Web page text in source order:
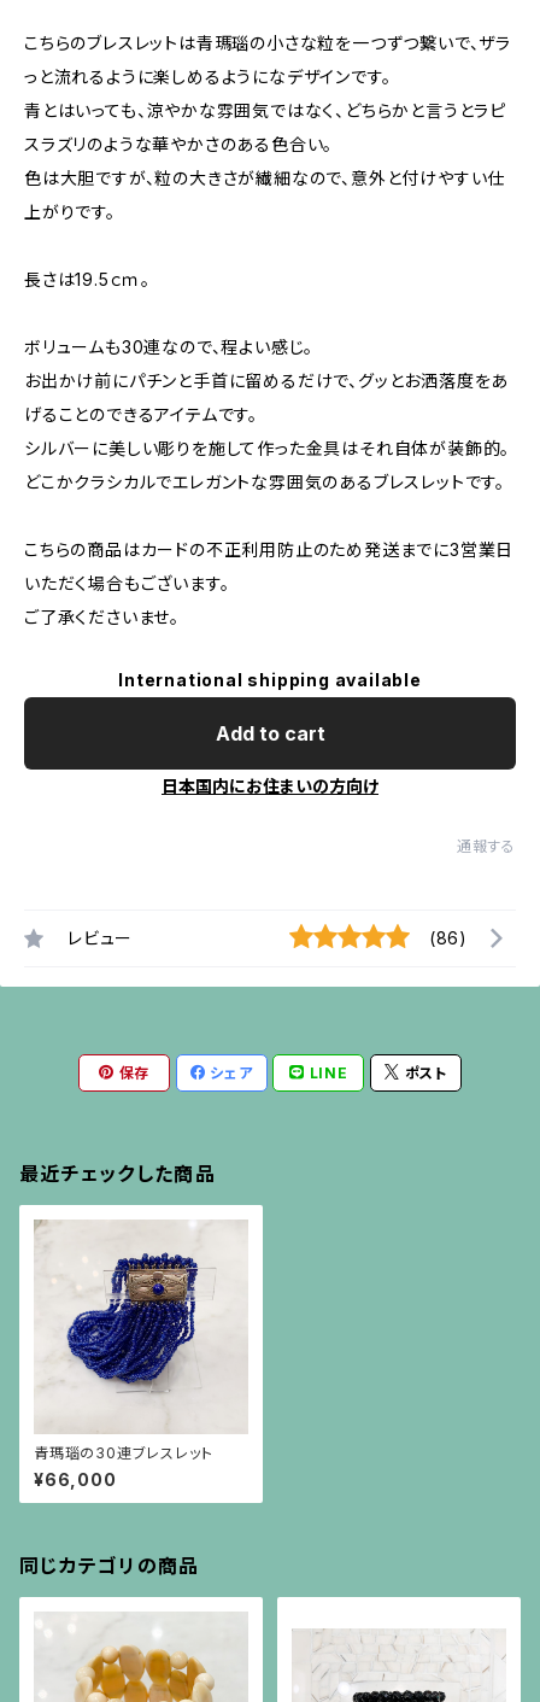
こちらのブレスレットは青瑪瑙の小さな粒を一つずつ繋いで、ザラ
っと流れるように楽しめるようになデザインです。
青とはいっても、涼やかな雰囲気ではなく、どちらかと言うとラピ
スラズリのような華やかさのある色合い。
色は大胆ですが、粒の大きさが繊細なので、意外と付けやすい仕
上がりです。
長さは19.5ｃｍ。
ボリュームも30連なので、程よい感じ。
お出かけ前にパチンと手首に留めるだけで、グッとお洒落度をあ
げることのできるアイテムです。
シルバーに美しい彫りを施して作った金具はそれ自体が装飾的。
どこかクラシカルでエレガントな雰囲気のあるブレスレットです。
こちらの商品はカードの不正利用防止のため発送までに3営業日
いただく場合もございます。
ご了承くださいませ。
International shipping available
Add to cart
日本国内にお住まいの方向け
通報する
レビュー (86)
保存 シェア LINE ポスト
最近チェックした商品
青瑪瑙の30連ブレスレット
¥66,000
同じカテゴリの商品